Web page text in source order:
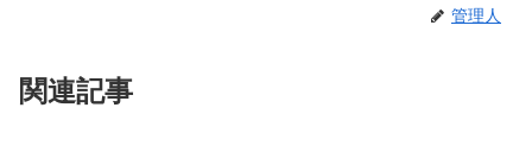
管理人
関連記事